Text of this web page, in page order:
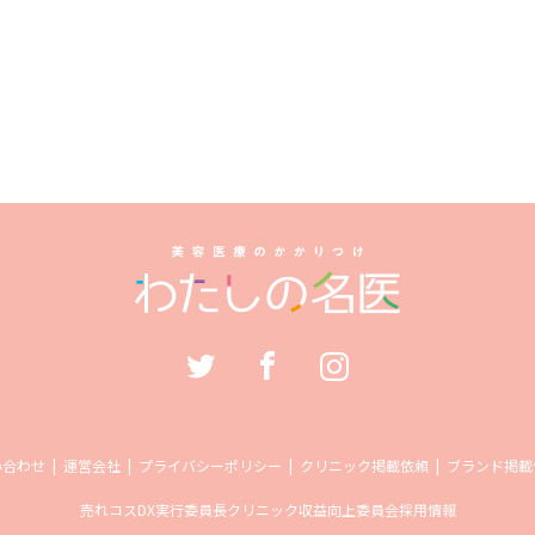
わせ 運営会社 プライバシーポリシー クリニック掲載依頼 ブランド掲
売れコスDX実行委員長クリニック収益向上委員会採用情報